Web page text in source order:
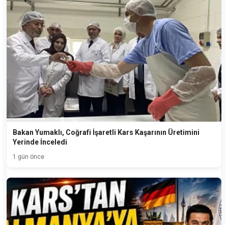
Bakan Yumaklı, Coğrafi İşaretli Kars Kaşarının Üretimini
Yerinde İnceledi
1 gün önce